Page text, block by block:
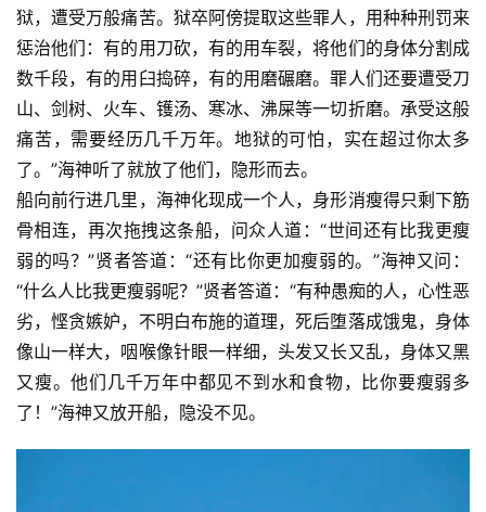
狱，遭受万般痛苦。狱卒阿傍提取这些罪人，用种种刑罚来
惩治他们：有的用刀砍，有的用车裂，将他们的身体分割成
数千段，有的用臼捣碎，有的用磨碾磨。罪人们还要遭受刀
山、剑树、火车、镬汤、寒冰、沸屎等一切折磨。承受这般
痛苦，需要经历几千万年。地狱的可怕，实在超过你太多
了。”海神听了就放了他们，隐形而去。
船向前行进几里，海神化现成一个人，身形消瘦得只剩下筋
骨相连，再次拖拽这条船，问众人道：“世间还有比我更瘦
弱的吗？”贤者答道：“还有比你更加瘦弱的。”海神又问：
“什么人比我更瘦弱呢？”贤者答道：“有种愚痴的人，心性恶
劣，悭贪嫉妒，不明白布施的道理，死后堕落成饿鬼，身体
像山一样大，咽喉像针眼一样细，头发又长又乱，身体又黑
又瘦。他们几千万年中都见不到水和食物，比你要瘦弱多
了！”海神又放开船，隐没不见。